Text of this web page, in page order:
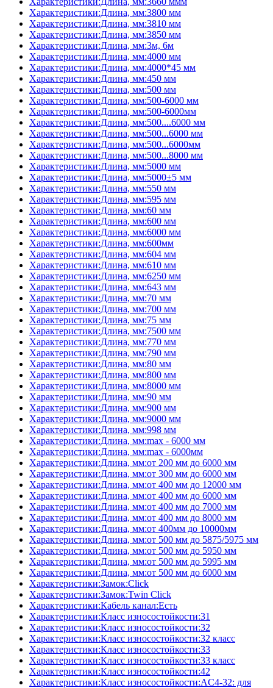
Характеристики:Длина, мм:3800 мм
Характеристики:Длина, мм:3810 мм
Характеристики:Длина, мм:3850 мм
Характеристики:Длина, мм:3м, 6м
Характеристики:Длина, мм:4000 мм
Характеристики:Длина, мм:4000*45 мм
Характеристики:Длина, мм:450 мм
Характеристики:Длина, мм:500 мм
Характеристики:Длина, мм:500-6000 мм
Характеристики:Длина, мм:500-6000мм
Характеристики:Длина, мм:500....6000 мм
Характеристики:Длина, мм:500...6000 мм
Характеристики:Длина, мм:500...6000мм
Характеристики:Длина, мм:500...8000 мм
Характеристики:Длина, мм:5000 мм
Характеристики:Длина, мм:5000±5 мм
Характеристики:Длина, мм:550 мм
Характеристики:Длина, мм:595 мм
Характеристики:Длина, мм:60 мм
Характеристики:Длина, мм:600 мм
Характеристики:Длина, мм:6000 мм
Характеристики:Длина, мм:600мм
Характеристики:Длина, мм:604 мм
Характеристики:Длина, мм:610 мм
Характеристики:Длина, мм:6250 мм
Характеристики:Длина, мм:643 мм
Характеристики:Длина, мм:70 мм
Характеристики:Длина, мм:700 мм
Характеристики:Длина, мм:75 мм
Характеристики:Длина, мм:7500 мм
Характеристики:Длина, мм:770 мм
Характеристики:Длина, мм:790 мм
Характеристики:Длина, мм:80 мм
Характеристики:Длина, мм:800 мм
Характеристики:Длина, мм:8000 мм
Характеристики:Длина, мм:90 мм
Характеристики:Длина, мм:900 мм
Характеристики:Длина, мм:9000 мм
Характеристики:Длина, мм:998 мм
Характеристики:Длина, мм:max - 6000 мм
Характеристики:Длина, мм:max - 6000мм
Характеристики:Длина, мм:от 200 мм до 6000 мм
Характеристики:Длина, мм:от 300 мм до 6000 мм
Характеристики:Длина, мм:от 400 мм до 12000 мм
Характеристики:Длина, мм:от 400 мм до 6000 мм
Характеристики:Длина, мм:от 400 мм до 7000 мм
Характеристики:Длина, мм:от 400 мм до 8000 мм
Характеристики:Длина, мм:от 400мм до 10000мм
Характеристики:Длина, мм:от 500 мм до 5875/5975 мм
Характеристики:Длина, мм:от 500 мм до 5950 мм
Характеристики:Длина, мм:от 500 мм до 5995 мм
Характеристики:Длина, мм:от 500 мм до 6000 мм
Характеристики:Замок:Click
Характеристики:Замок:Twin Click
Характеристики:Кабель канал:Есть
Характеристики:Класс износостойкости:31
Характеристики:Класс износостойкости:32
Характеристики:Класс износостойкости:32 класс
Характеристики:Класс износостойкости:33
Характеристики:Класс износостойкости:33 класс
Характеристики:Класс износостойкости:42
Характеристики:Класс износостойкости:AC4-32: для